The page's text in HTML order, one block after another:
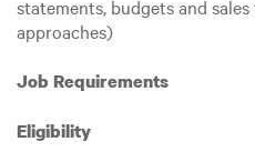
statements, budgets and
approaches)
Job Requirements
Eligibility